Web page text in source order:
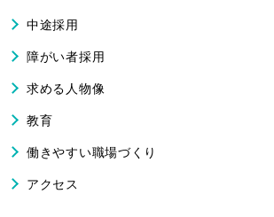
中途採用
障がい者採用
求める人物像
教育
働きやすい職場づくり
アクセス